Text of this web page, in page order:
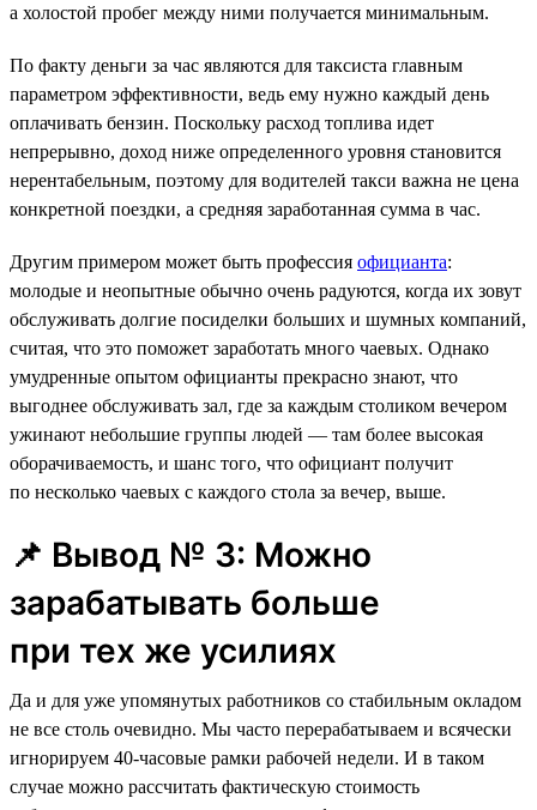
а холостой пробег между ними получается минимальным.
По факту деньги за час являются для таксиста главным
параметром эффективности, ведь ему нужно каждый день
оплачивать бензин. Поскольку расход топлива идет
непрерывно, доход ниже определенного уровня становится
нерентабельным, поэтому для водителей такси важна не цена
конкретной поездки, а средняя заработанная сумма в час.
Другим примером может быть профессия официанта:
молодые и неопытные обычно очень радуются, когда их зовут
обслуживать долгие посиделки больших и шумных компаний,
считая, что это поможет заработать много чаевых. Однако
умудренные опытом официанты прекрасно знают, что
выгоднее обслуживать зал, где за каждым столиком вечером
ужинают небольшие группы людей — там более высокая
оборачиваемость, и шанс того, что официант получит
по несколько чаевых с каждого стола за вечер, выше.
📌 Вывод № 3: Можно
зарабатывать больше
при тех же усилиях
Да и для уже упомянутых работников со стабильным окладом
не все столь очевидно. Мы часто перерабатываем и всячески
игнорируем 40-часовые рамки рабочей недели. И в таком
случае можно рассчитать фактическую стоимость